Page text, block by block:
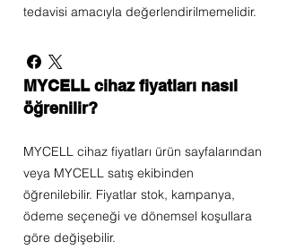
tedavisi amacıyla değerlendirilmemelidir.
MYCELL cihaz fiyatları nasıl
öğrenilir?
MYCELL cihaz fiyatları ürün sayfalarından
veya MYCELL satış ekibinden
öğrenilebilir. Fiyatlar stok, kampanya,
ödeme seçeneği ve dönemsel koşullara
göre değişebilir.